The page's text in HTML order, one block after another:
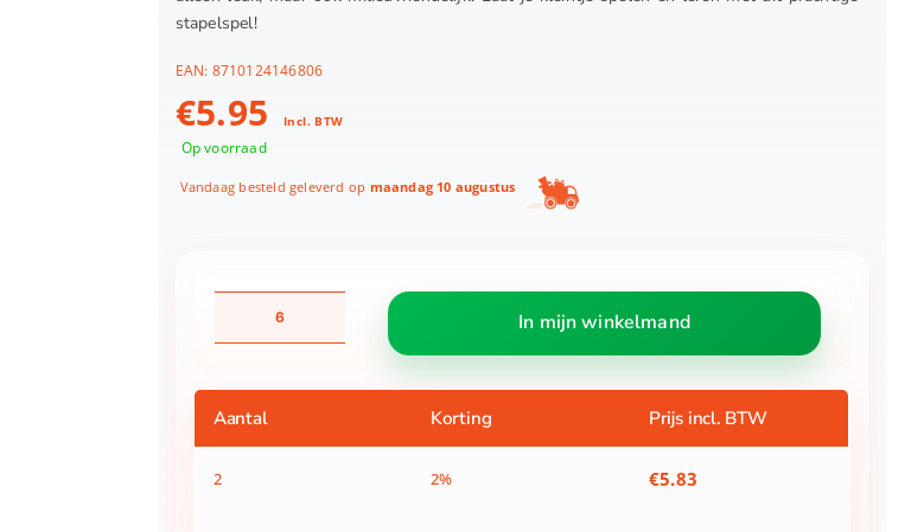
stapelspel!
EAN: 8710124146806
€5.95 Incl. BTW
Op voorraad
Vandaag besteld geleverd op maandag 10 augustus
bioplastic
Regenboog
aantal
In mijn winkelmand
Aantal Korting Prijs incl. BTW
2 2% €5.83